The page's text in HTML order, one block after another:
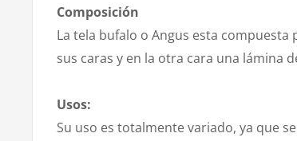
Composición
La tela bufalo o Angus esta compuesta
sus caras y en la otra cara una lámina
Usos:
Su uso es totalmente variado, ya que